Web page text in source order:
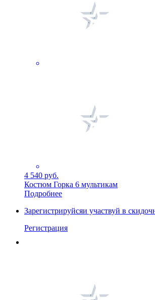
4 540 руб.
Костюм Горка 6 мультикам
Подробнее
Зарегистрируйсяи участвуй в
Регистрация